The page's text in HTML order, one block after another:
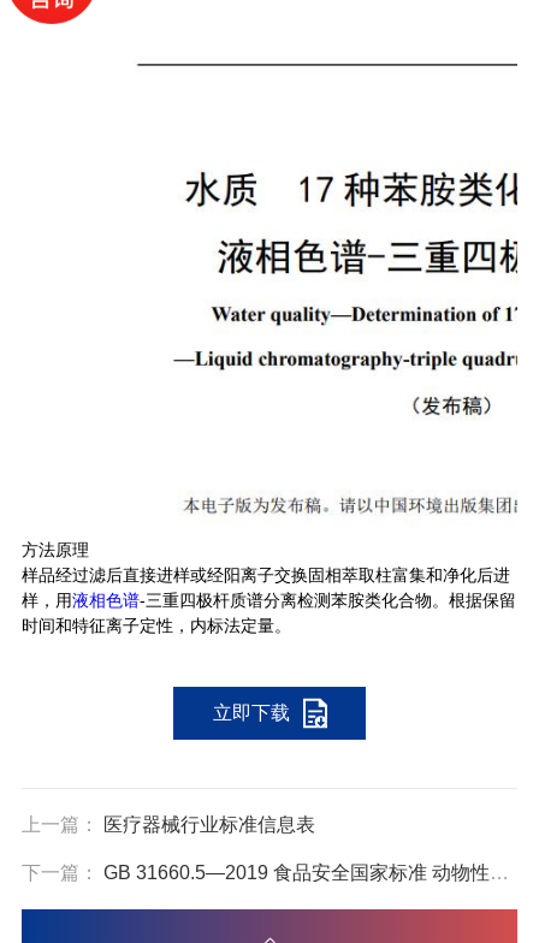
方法原理
样品经过滤后直接进样或经阳离子交换固相萃取柱富集和净化后进
样，用液相色谱-三重四极杆质谱分离检测苯胺类化合物。根据保留
时间和特征离子定性，内标法定量。
立即下载
上一篇： 医疗器械行业标准信息表
下一篇： GB 31660.5—2019 食品安全国家标准 动物性食品中金刚烷胺残留量的测定 液相色谱-串联质谱法